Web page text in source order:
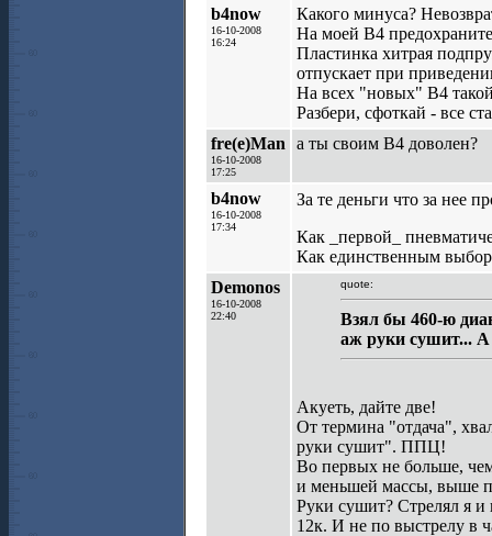
b4now
16-10-2008
16:24
Какого минуса?
На моей B4
Пластинка хитрая
отпускает при
На всех "новых" В4
Разбери, сфоткай - все
fre(e)Man
16-10-2008
17:25
а ты своим В4 доволен?
b4now
16-10-2008
17:34
За те деньги что за нее
Как _первой_
Как единственным
Demonos
16-10-2008
22:40
quote:
Взял бы 460-ю
аж руки сушит... А
Акуеть, дайте две!
От термина "отдача",
руки сушит". ППЦ!
Во первых не больше,
и меньшей массы, выше
Руки сушит? Стрелял я и
12к. И не по выстрелу в